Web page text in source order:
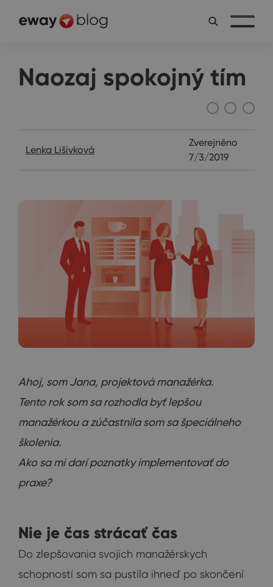
Naozaj spokojný tím
Lenka Lišivková
Zverejněno
7/3/2019
Ahoj, som Jana, projektová manažérka.
Tento rok som sa rozhodla byť lepšou
manažérkou a zúčastnila som sa špeciálneho
školenia.
Ako sa mi darí poznatky implementovať do
praxe?
Nie je čas strácať čas
Do zlepšovania svojich manažérskych
schopností som sa pustila ihneď po skončení